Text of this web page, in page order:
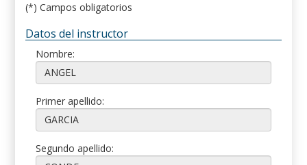
(*) Campos obligatorios
Datos del instructor
Nombre:
Primer apellido:
Segundo apellido: